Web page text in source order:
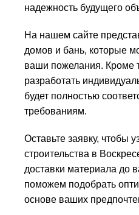
надежность будущего
На нашем сайте
домов и бань, которые
ваши пожелания. Кроме
разработать
будет полностью
требованиям.
Оставьте заявку, чтобы
строительства в
доставки материала до
поможем подобрать
основе ваших